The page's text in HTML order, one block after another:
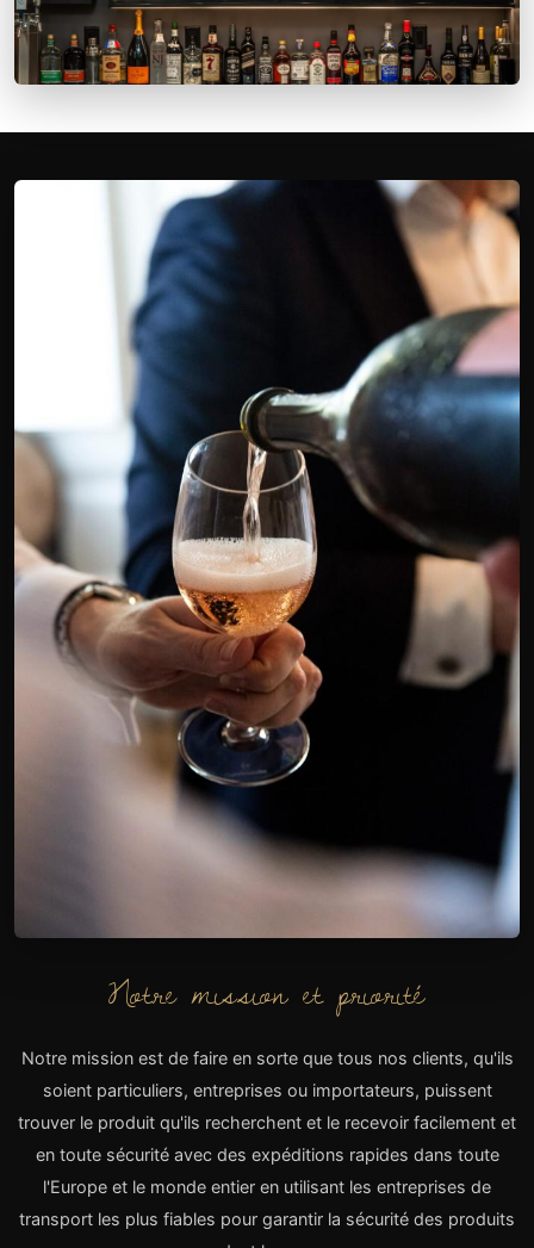
Notre mission et priorité
Notre mission est de faire en sorte que tous nos clients, qu'ils
soient particuliers, entreprises ou importateurs, puissent
trouver le produit qu'ils recherchent et le recevoir facilement et
en toute sécurité avec des expéditions rapides dans toute
l'Europe et le monde entier en utilisant les entreprises de
transport les plus fiables pour garantir la sécurité des produits